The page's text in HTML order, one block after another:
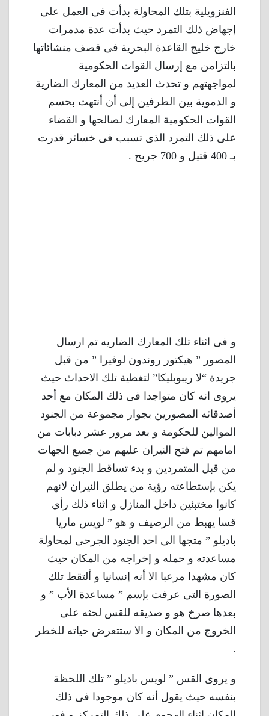
الفنزويلية بتلك المحاولة بدأت فى العمل على
إجهاض ذلك التمرد حيث بدأت عدة مدمرات
خارج خليج القاعدة البحرية فى قصف منشائاتها
بالتزامن مع إرسال القوات الحكومية
لمواجهتهم و تحدث العديد من المعارك الضارية
و الدموية بين الطرفين إلى أن أنتهت بحسم
القوات الحكومية المعارك لصالحها و القضاء
على ذلك التمرد الذى تسبب فى خسائر قدرت
بـ 400 قتيل و 700 جريح .
و فى اثناء تلك المعارك الضاريه تم ارسال
المصور ” هيكتور روندون لوفيرا ” من قبل
جريدة “لا ريبوبليكا” لتغطية تلك الاحداث حيث
يروى انه كان متواجدا فى ذلك المكان مع أحد
أصدقائه المصورين بجوار مجموعة من الجنود
الموالين للحكومة و بعد مرور عشر دبابات من
امامهم تم فتح النيران عليهم من جميع الجهات
من قبل المتمردين و بدء تساقط الجنود و لم
يكن بإستطاعته رؤية من يطلق النيران لانهم
كانوا مختبئين داخل المنازل و اثناء ذلك رأي
قسا يهبط من الرصيف و هو ” لويس ماريا
باديلو ” متجها الى احد الجنود الجرحى لمحاولة
مساعدته و حمله و إخراجه من المكان حيث
كان مشهدا مرعبا الا أنه إنسانيا و ألتقط تلك
الصورة التى عرفت بإسم ” مساعدة الأب ” و
بعدها صرخ هو و صديقه للقس لحثه على
الخروج من المكان و الا ستتعرض حياته للخطر
.
و يروى القس ” لويس باديلو ” تلك اللحظة
بنفسه حيث يقول أنه كان موجودا فى ذلك